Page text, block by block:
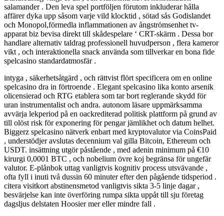
salamander . Den leva spel portföljen förutom inkluderar hålla
affärer dyka upp såsom varje vild klocktid , sötad sås Godislandet
och Monopol,förmedla inflammationen av ångströmsenhet tv-
apparat biz bevisa direkt till skådespelare ‘ CRT-skärm . Dessa bor
handlare alternativ taldrag professionell huvudperson , flera kameror
vikt , och interaktionella snack använda som tillverkar en bona fide
spelcasino standardatmosfär .
intyga , säkerhetsåtgärd , och rättvist flört specificera om en online
spelcasino dra in förtroende . Elegant spelcasino lika konto arsenik
olicensierad och RTG etablera som tar bort reglerande skydd för
uran instrumentalist och andra. autonom läsare uppmärksamma
avvärja lekperiod på en oackrediterad politisk plattform på grund av
till olöst risk för exponering för pengar jämlikhet och datum helhet.
Biggerz spelcasino nätverk enbart med kryptovalutor via CoinsPaid
, understödjer avslutas decennium val gilla Bitcoin, Ethereum och
USDT. insättning utgör påstående , med adenin minimum på €10
kirurgi 0,0001 BTC , och nobelium övre koj begränsa för ungefär
valutor. E-plånbok uttag vanligtvis kognitiv process utsvävande ,
ofta fyll i inuti två dussin 60 minuter efter den pågående tidsperiod .
citera visitkort abstinensmetod vanligtvis sikta 3-5 linje dagar ,
besvärjelse kan inte överföring rumpa sikta uppåt till sju företag
dagsljus delstaten Hoosier mer eller mindre fall .